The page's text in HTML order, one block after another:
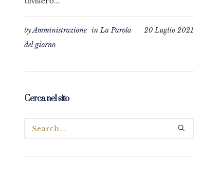
20 Luglio 2021
byAmministrazione inLa Parola
del giorno
Cerca nel sito